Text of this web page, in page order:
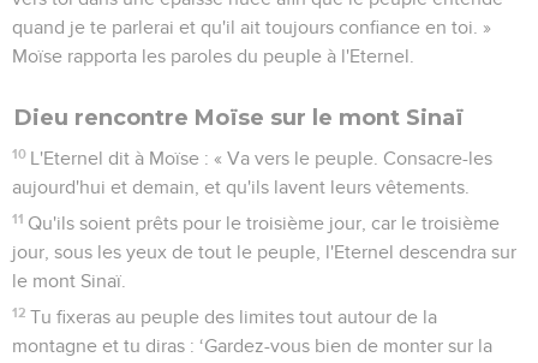
quand je te parlerai et qu'il ait toujours confiance en toi. »
Moïse rapporta les paroles du peuple à l'Eternel.
Dieu rencontre Moïse sur le mont Sinaï
10 L'Eternel dit à Moïse : « Va vers le peuple. Consacre-les
aujourd'hui et demain, et qu'ils lavent leurs vêtements.
11 Qu'ils soient prêts pour le troisième jour, car le troisième
jour, sous les yeux de tout le peuple, l'Eternel descendra sur
le mont Sinaï.
12 Tu fixeras au peuple des limites tout autour de la
montagne et tu diras : ‘Gardez-vous bien de monter sur la